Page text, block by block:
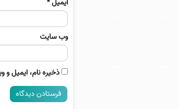
وب‌ سایت
ذخیره نام، ایمیل و